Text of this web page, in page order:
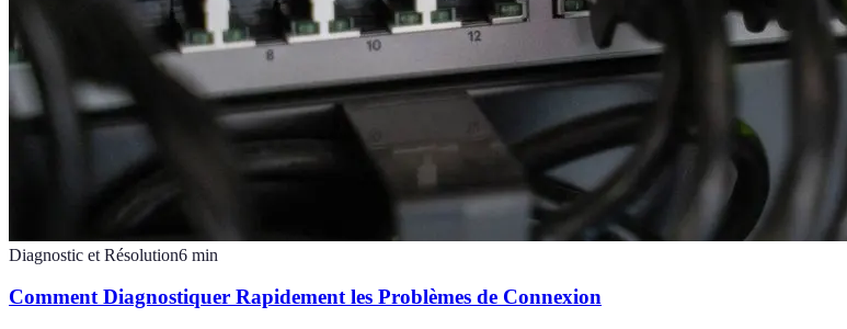
Diagnostic et Résolution6 min
Comment Diagnostiquer Rapidement les Problèmes de Connexion